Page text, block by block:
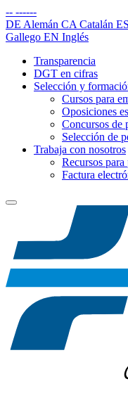
-- ------
DE Alemán CA Catalán ES
Gallego EN Inglés
Transparencia
DGT en cifras
Selección y
Cursos para
Oposiciones
Concursos de
Selección de
Trabaja con nosotros
Recursos para
Factura